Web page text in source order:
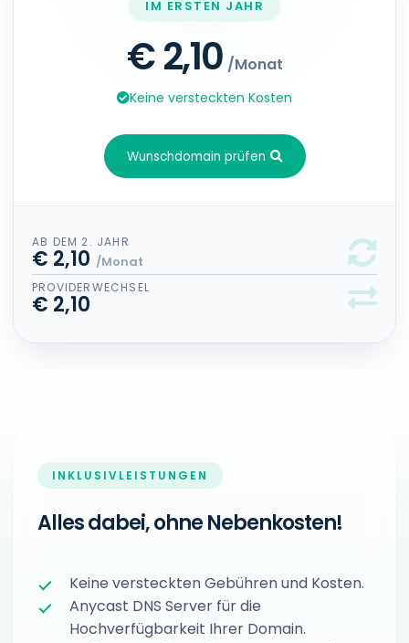
IM ERSTEN JAHR
€ 2,10 /Monat
Keine versteckten Kosten
Wunschdomain prüfen
AB DEM 2. JAHR
€ 2,10 /Monat
PROVIDERWECHSEL
€ 2,10
INKLUSIVLEISTUNGEN
Alles dabei, ohne Nebenkosten!
Keine versteckten Gebühren und Kosten.
Anycast DNS Server für die
Hochverfügbarkeit Ihrer Domain.